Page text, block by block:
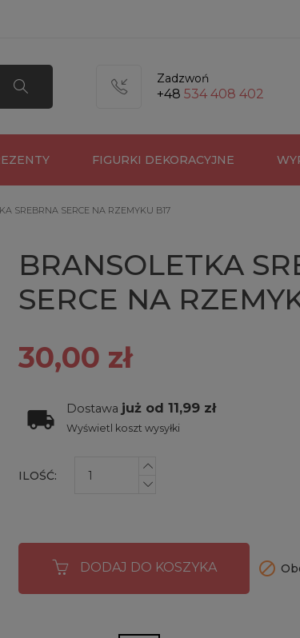
Zadzwoń
+48 534 408 402
FIGURKI DEKORACYJNE
SREBRNA SERCE NA RZEMYKU B17
BRANSOLETKA
SERCE NA
30,00 zł
Dostawa już od 11,99 zł
Wyświetl koszt wysyłki
ILOŚĆ:
DODAJ DO KOSZYKA 